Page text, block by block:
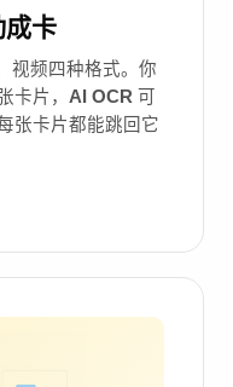
成卡
视频四种格式。你
卡片， AI OCR 可
张卡片都能跳回它